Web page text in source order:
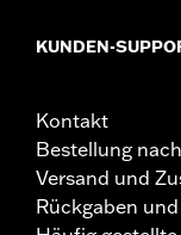
KUNDEN-
Kontakt
Bestellung
Versand und
Rückgaben